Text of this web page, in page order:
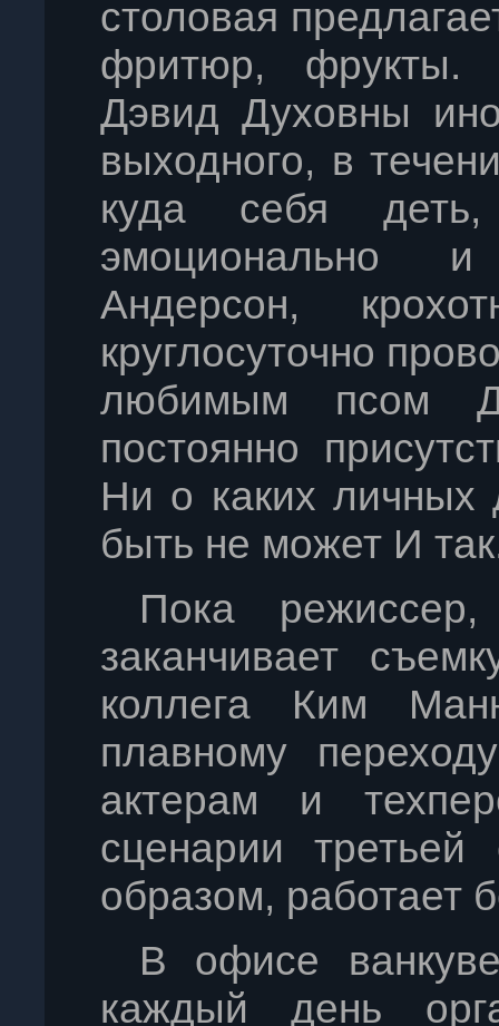
столовая
фритюр, фрукты.
Дэвид Духовны
выходного, в
куда себя деть,
эмоционально
Андерсон,
круглосуточно
любимым псом
постоянно
Ни о каких личных
быть не может И
Пока
заканчивает
коллега Ким
плавному
актерам и
сценарии
образом, работает
В офисе
каждый день